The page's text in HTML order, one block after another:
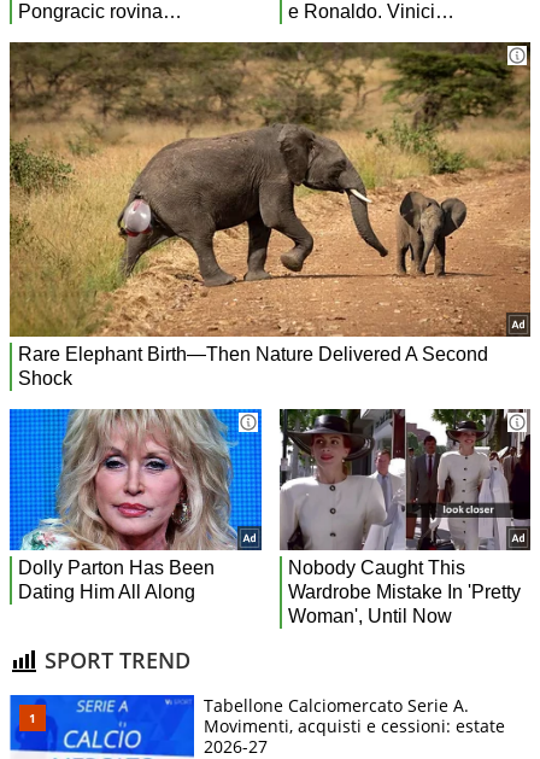
SPORT TREND
Tabellone Calciomercato Serie A.
Movimenti, acquisti e cessioni: estate
2026-27